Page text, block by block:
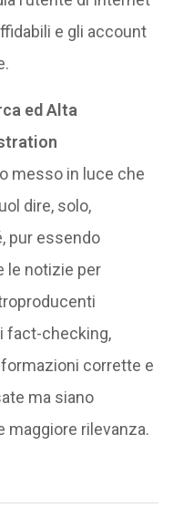
e gli account
ed Alta
messo in luce che
dire, solo,
pur essendo
le notizie per
fact-checking,
corrette e
ma siano
maggiore rilevanza.